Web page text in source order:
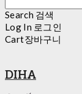
Search 검색
Log In 로그인
Cart장바구니
DIHA